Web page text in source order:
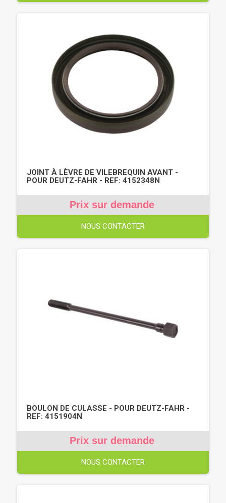
JOINT À LÈVRE DE VILEBREQUIN AVANT -
POUR DEUTZ-FAHR - REF: 4152348N
Prix sur demande
NOUS CONTACTER
BOULON DE CULASSE - POUR DEUTZ-FAHR -
REF: 4151904N
Prix sur demande
NOUS CONTACTER